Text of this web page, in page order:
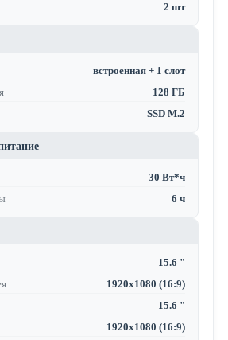
2 шт
встроенная + 1 слот
128 ГБ
SSD M.2
30 Вт*ч
6 ч
15.6 "
1920x1080 (16:9)
15.6 "
1920x1080 (16:9)